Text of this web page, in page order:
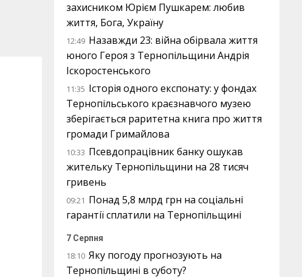
захисником Юрієм Пушкарем: любив
життя, Бога, Україну
12:49 Назавжди 23: війна обірвала життя
юного Героя з Тернопільщини Андрія
Іскоростенського
11:35 Історія одного експонату: у фондах
Тернопільського краєзнавчого музею
зберігається раритетна книга про життя
громади Гримайлова
10:33 Псевдопрацівник банку ошукав
жительку Тернопільщини на 28 тисяч
гривень
09:21 Понад 5,8 млрд грн на соціальні
гарантії сплатили на Тернопільщині
7 Серпня
18:10 Яку погоду прогнозують на
Тернопільщині в суботу?